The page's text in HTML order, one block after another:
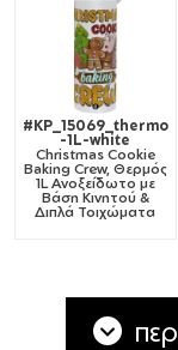
#KP_15069_thermo
-1L-white
Christmas Cookie
Baking Crew, Θερμός
1L Ανοξείδωτο με
Βάση Κινητού &
Διπλά Τοιχώματα